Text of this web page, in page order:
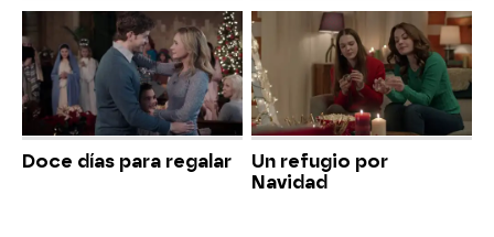
Doce días para regalar
Un refugio por
Navidad